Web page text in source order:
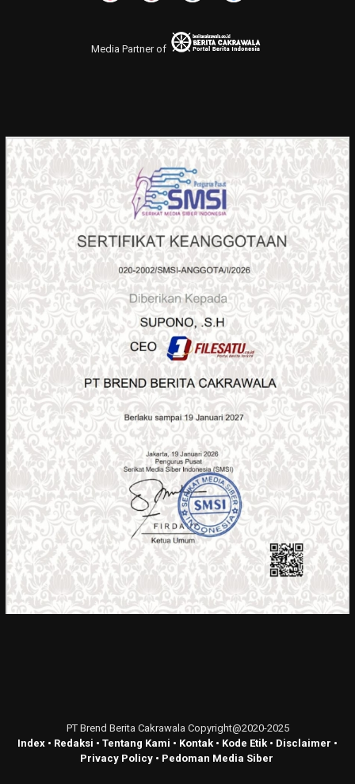
Media Partner of
PT Brend Berita Cakrawala Copyright@2020-2025
Index • Redaksi • Tentang Kami • Kontak • Kode Etik • Disclaimer •
Privacy Policy• Pedoman Media Siber